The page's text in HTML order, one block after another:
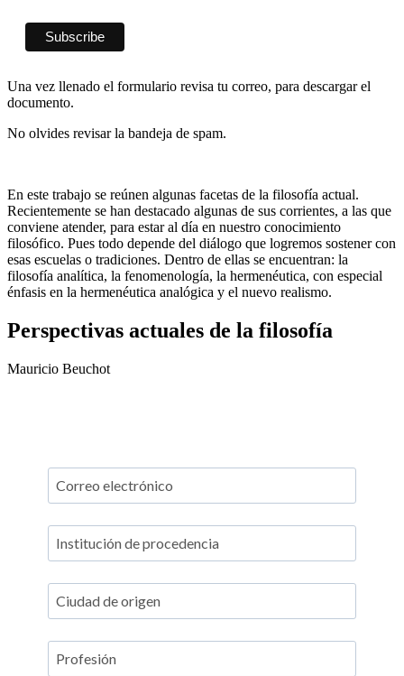
Una vez llenado el formulario revisa tu correo, para descargar el
documento.
No olvides revisar la bandeja de spam.
En este trabajo se reúnen algunas facetas de la filosofía actual.
Recientemente se han destacado algunas de sus corrientes, a las que
conviene atender, para estar al día en nuestro conocimiento
filosófico. Pues todo depende del diálogo que logremos sostener con
esas escuelas o tradiciones. Dentro de ellas se encuentran: la
filosofía analítica, la fenomenología, la hermenéutica, con especial
énfasis en la hermenéutica analógica y el nuevo realismo.
Perspectivas actuales de la filosofía
Mauricio Beuchot